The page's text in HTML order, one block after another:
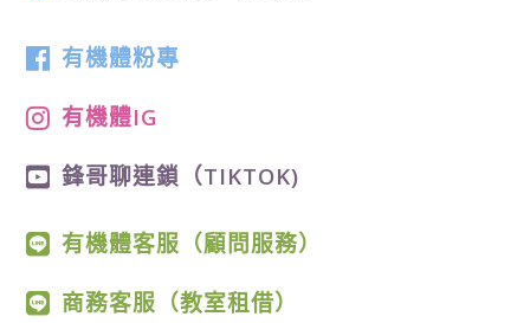
有機體粉專
有機體IG
鋒哥聊連鎖（TIKTOK)
有機體客服（顧問服務）
商務客服（教室租借）